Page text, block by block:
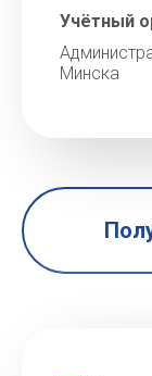
Учётный
Минска